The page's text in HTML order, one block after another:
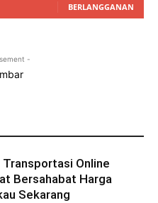
BERLANGGANAN
-
Transportasi Online
Bersahabat Harga
Sekarang